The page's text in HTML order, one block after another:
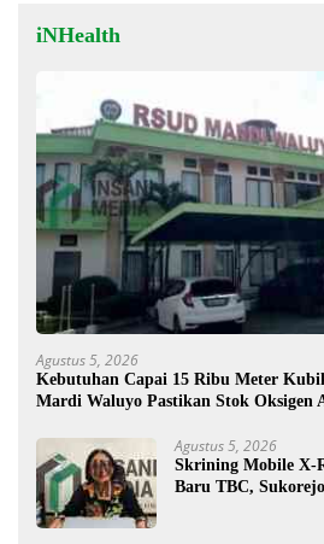
iNHealth
Agustus 5, 2026
Kebutuhan Capai 15 Ribu Meter
Mardi Waluyo Pastikan Stok Oksigen
Agustus 5, 2026
Skrining Mobile X-
Baru TBC,